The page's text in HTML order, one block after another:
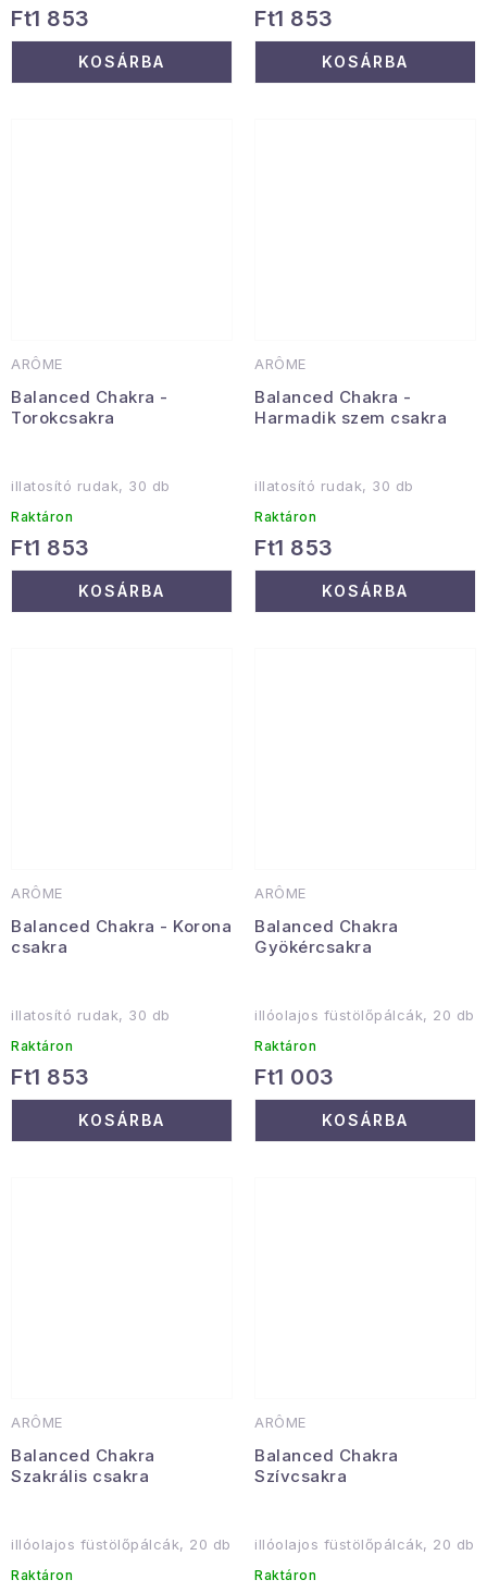
Ft1 853
KOSÁRBA
Ft1 853
KOSÁRBA
ARÔME
Balanced Chakra -
Torokcsakra
illatosító rudak, 30 db
Raktáron
Ft1 853
KOSÁRBA
ARÔME
Balanced Chakra -
Harmadik szem csakra
illatosító rudak, 30 db
Raktáron
Ft1 853
KOSÁRBA
ARÔME
Balanced Chakra - Korona
csakra
illatosító rudak, 30 db
Raktáron
Ft1 853
KOSÁRBA
ARÔME
Balanced Chakra
Gyökércsakra
illóolajos füstölőpálcák, 20 db
Raktáron
Ft1 003
KOSÁRBA
ARÔME
Balanced Chakra
Szakrális csakra
illóolajos füstölőpálcák, 20 db
Raktáron
ARÔME
Balanced Chakra
Szívcsakra
illóolajos füstölőpálcák, 20 db
Raktáron